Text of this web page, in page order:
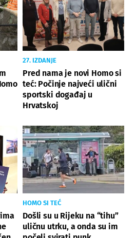
27. IZDANJE
Pred nama je novi Homo si
teć: Počinje najveći ulični
sportski događaj u
Hrvatskoj
HOMO SI TEĆ
Došli su u Rijeku na “tihu”
uličnu utrku, a onda su im